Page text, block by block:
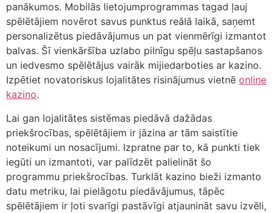
panākumos. Mobilās lietojumprogrammas tagad ļauj
spēlētājiem novērot savus punktus reālā laikā, saņemt
personalizētus piedāvājumus un pat vienmērīgi izmantot
balvas. Šī vienkāršība uzlabo pilnīgu spēļu sastapšanos
un iedvesmo spēlētājus vairāk mijiedarboties ar kazino.
Izpētiet novatoriskus lojalitātes risinājumus vietnē online
kazino.
Lai gan lojalitātes sistēmas piedāvā dažādas
priekšrocības, spēlētājiem ir jāzina ar tām saistītie
noteikumi un nosacījumi. Izpratne par to, kā punkti tiek
iegūti un izmantoti, var palīdzēt palielināt šo
programmu priekšrocības. Turklāt kazino bieži izmanto
datu metriku, lai pielāgotu piedāvājumus, tāpēc
spēlētājiem ir ļoti svarīgi pastāvīgi atjaunināt savu izvēli,